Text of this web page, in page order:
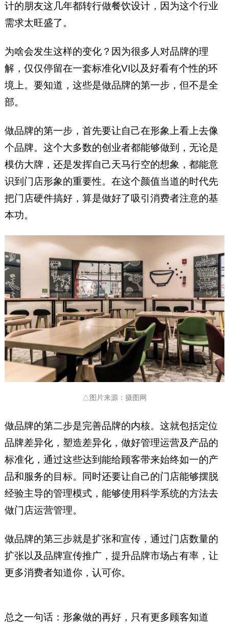
计的朋友这几年都转行做餐饮设计，因为这个行业
需求太旺盛了。
为啥会发生这样的变化？因为很多人对品牌的理
解，仅仅停留在一套标准化VI以及好看有个性的环
境上。要知道，这些是做品牌的第一步，但不是全
部。
做品牌的第一步，首先要让自己在形象上看上去像
个品牌。这个大多数的创业者都能够做到，无论是
模仿大牌，还是发挥自己天马行空的想象，都能意
识到门店形象的重要性。在这个颜值当道的时代先
把门店硬件搞好，算是做好了吸引消费者注意的基
本功。
△图片来源：摄图网
做品牌的第二步是完善品牌的内核。这就包括定位
品牌差异化，塑造差异化，做好管理运营及产品的
标准化，通过这些达到能给顾客带来始终如一的产
品和服务的目标。同时还要让自己的门店能够摆脱
经验主导的管理模式，能够使用科学系统的方法去
做门店运营管理。
做品牌的第三步就是扩张和宣传，通过门店数量的
扩张以及品牌宣传推广，提升品牌市场占有率，让
更多消费者知道你，认可你。
总之一句话：形象做的再好，只有更多顾客知道